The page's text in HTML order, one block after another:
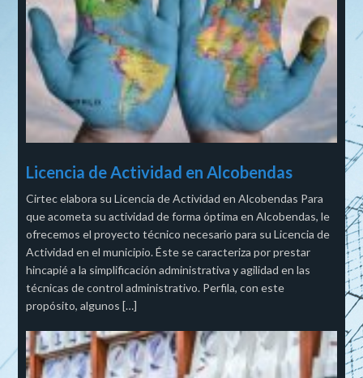
Licencia de Actividad en Alcobendas
Cirtec elabora su Licencia de Actividad en Alcobendas Para
que acometa su actividad de forma óptima en Alcobendas, le
ofrecemos el proyecto técnico necesario para su Licencia de
Actividad en el municipio. Éste se caracteriza por prestar
hincapié a la simplificación administrativa y agilidad en las
técnicas de control administrativo. Perfila, con este
propósito, algunos […]